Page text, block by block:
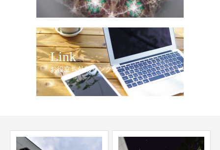
Link
お役立ち外部リンク